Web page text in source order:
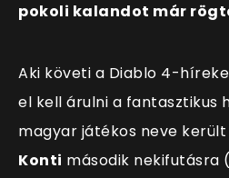
pokoli kalandot már
Aki követi a Diablo 4-
el kell árulni a fantasztikus
magyar játékos neve
Konti második nekifutásra